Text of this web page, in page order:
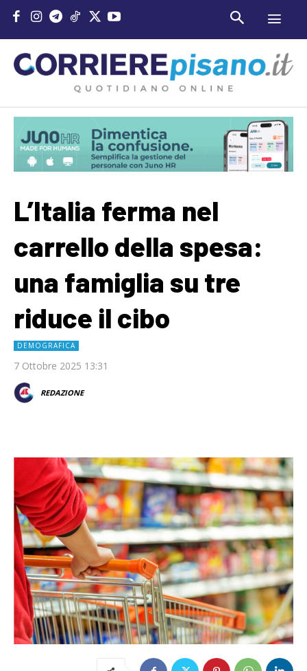
L’Italia ferma nel
carrello della spesa:
una famiglia su tre
riduce il cibo
DEMOGRAFICA
7 Ottobre 2025 13:31
REDAZIONE